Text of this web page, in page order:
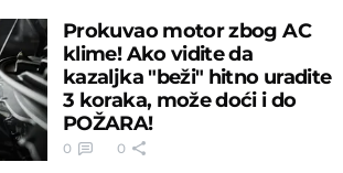
Prokuvao motor zbog AC
klime! Ako vidite da
kazaljka "beži" hitno uradite
3 koraka, može doći i do
POŽARA!
0 0